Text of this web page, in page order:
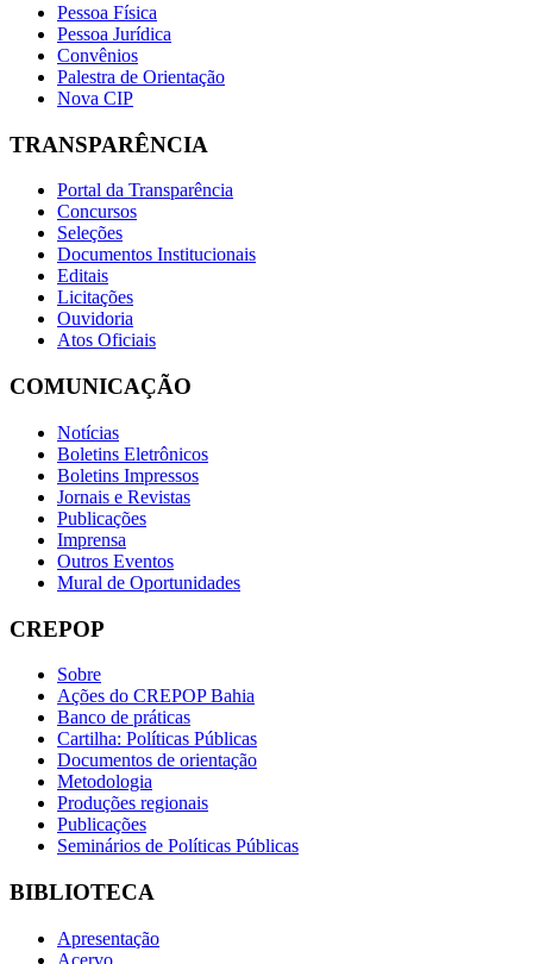
Pessoa Física
Pessoa Jurídica
Convênios
Palestra de Orientação
Nova CIP
TRANSPARÊNCIA
Portal da Transparência
Concursos
Seleções
Documentos Institucionais
Editais
Licitações
Ouvidoria
Atos Oficiais
COMUNICAÇÃO
Notícias
Boletins Eletrônicos
Boletins Impressos
Jornais e Revistas
Publicações
Imprensa
Outros Eventos
Mural de Oportunidades
CREPOP
Sobre
Ações do CREPOP Bahia
Banco de práticas
Cartilha: Políticas Públicas
Documentos de orientação
Metodologia
Produções regionais
Publicações
Seminários de Políticas Públicas
BIBLIOTECA
Apresentação
Acervo